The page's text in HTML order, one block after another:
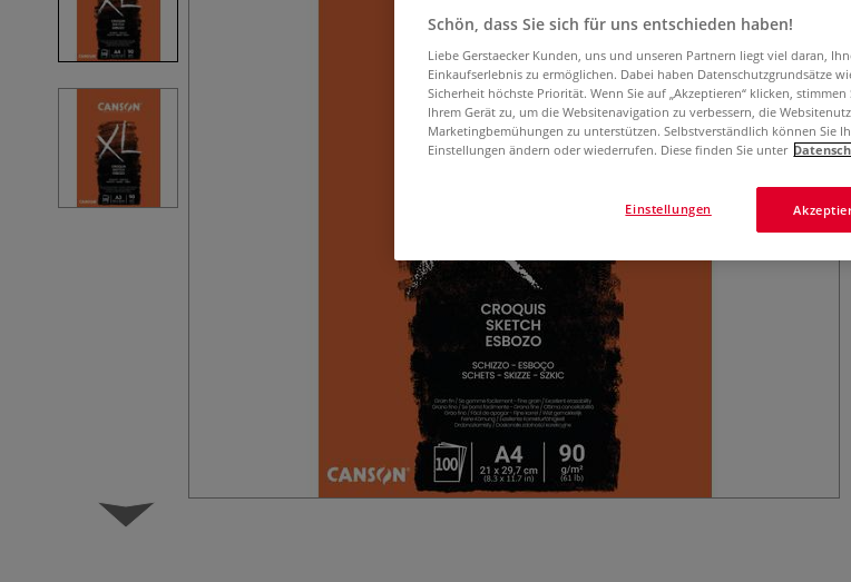
Schön, dass Sie sich für uns entschieden haben!
Liebe Gerstaecker Kunden, uns und unseren Partnern liegt viel daran,
Einkaufserlebnis zu ermöglichen. Dabei haben Datenschutzgrundsätze
Sicherheit höchste Priorität. Wenn Sie auf „Akzeptieren“ klicken,
Ihrem Gerät zu, um die Websitenavigation zu verbessern, die
Marketingbemühungen zu unterstützen. Selbstverständlich können Sie
Einstellungen ändern oder wiederrufen. Diese finden Sie unter
Einstellungen